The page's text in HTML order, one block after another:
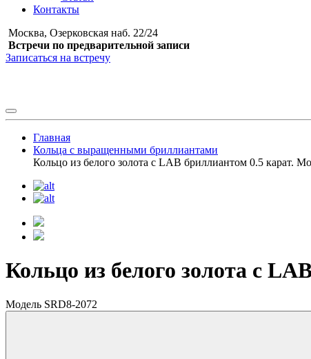
Контакты
Москва, Озерковская наб. 22/24
Встречи по предварительной записи
Записаться на встречу
Главная
Кольца с выращенными бриллиантами
Кольцо из белого золота с LAB бриллиантом 0.5 карат.
Кольцо из белого золота с
Модель SRD8-2072